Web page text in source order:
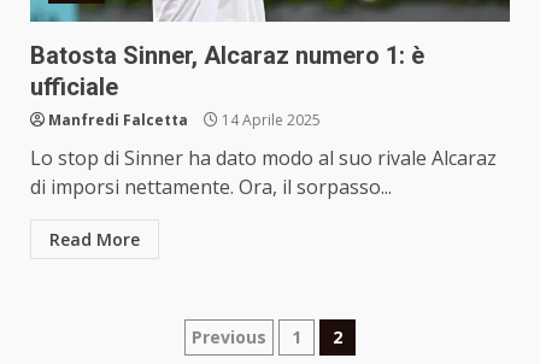
Batosta Sinner, Alcaraz numero 1: è
ufficiale
Manfredi Falcetta 14 Aprile 2025
Lo stop di Sinner ha dato modo al suo rivale Alcaraz
di imporsi nettamente. Ora, il sorpasso...
Read More
Paginazione
Previous 1 2